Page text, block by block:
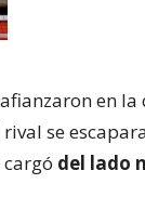
en la
se
cargó del lado